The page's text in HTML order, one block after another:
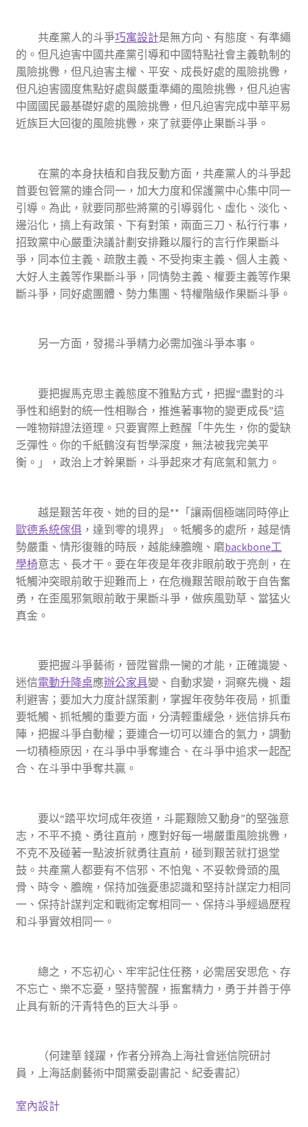
共產黨人的斗爭巧寓設計是無方向、有態度、有準繩
的。但凡迫害中國共產黨引導和中國特點社會主義軌制的
風險挑釁，但凡迫害主權、平安、成長好處的風險挑釁，
但凡迫害國度焦點好處與嚴重準繩的風險挑釁，但凡迫害
中國國民最基礎好處的風險挑釁，但凡迫害完成中華平易
近族巨大回復的風險挑釁，來了就要停止果斷斗爭。
在黨的本身扶植和自我反動方面，共產黨人的斗爭起
首要包管黨的連合同一，加大力度和保護黨中心集中同一
引導。為此，就要同那些將黨的引導弱化、虛化、淡化、
邊沿化，搞上有政策、下有對策，兩面三刀、私行行事，
招致黨中心嚴重決議計劃安排難以履行的言行作果斷斗
爭，同本位主義、疏散主義、不受拘束主義、個人主義、
大好人主義等作果斷斗爭，同情勢主義、權要主義等作果
斷斗爭，同好處團體、勢力集團、特權階級作果斷斗爭。
另一方面，發揚斗爭精力必需加強斗爭本事。
要把握馬克思主義態度不雅點方式，把握“盡對的斗
爭性和絕對的統一性相聯合，推進著事物的變更成長”這
一唯物辯證法道理。只要實際上甦醒「牛先生，你的愛缺
乏彈性。你的千紙鶴沒有哲學深度，無法被我完美平
衡。」，政治上才幹果斷，斗爭起來才有底氣和氣力。
越是艱苦年夜、她的目的是**「讓兩個極端同時停止
歐德系統傢俱，達到零的境界」。牴觸多的處所，越是情
勢嚴重、情形復雜的時辰，越能練膽魄、磨backbone工
學椅意志、長才干。要在年夜是年夜非眼前敢于亮劍，在
牴觸沖突眼前敢于迎難而上，在危機艱苦眼前敢于自告奮
勇，在歪風邪氣眼前敢于果斷斗爭，做疾風勁草、當猛火
真金。
要把握斗爭藝術，晉陞嘗鼎一臠的才能，正確識變、
迷信電動升降桌應辦公家具變、自動求變，洞察先機、趨
利避害；要加大力度計謀策劃，掌握年夜勢年夜局，抓重
要牴觸、抓牴觸的重要方面，分清輕重緩急，迷信排兵布
陣，把握斗爭自動權；要連合一切可以連合的氣力，調動
一切積極原因，在斗爭中爭奪連合、在斗爭中追求一起配
合、在斗爭中爭奪共贏。
要以“踏平坎坷成年夜道，斗罷艱險又動身”的堅強意
志，不平不撓、勇往直前，應對好每一場嚴重風險挑釁，
不克不及碰著一點波折就勇往直前，碰到艱苦就打退堂
鼓。共產黨人都要有不信邪、不怕鬼、不妥軟骨頭的風
骨、時令、膽魄，保持加強憂患認識和堅持計謀定力相同
一、保持計謀判定和戰術定奪相同一、保持斗爭經過歷程
和斗爭實效相同一。
總之，不忘初心、牢牢記住任務，必需居安思危、存
不忘亡、樂不忘憂，堅持警醒，振奮精力，勇于并善于停
止具有新的汗青特色的巨大斗爭。
（何建華 錢躍，作者分辨為上海社會迷信院研討
員，上海話劇藝術中間黨委副書記、紀委書記）
室內設計